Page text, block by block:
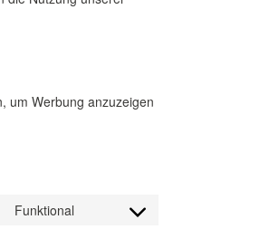
um Werbung anzuzeigen
Funktional
Consent